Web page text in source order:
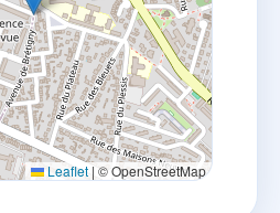
Leaflet | © OpenStreetMap